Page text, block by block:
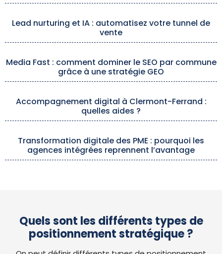
Lead nurturing et IA : automatisez votre tunnel de
vente
Media Fast : comment dominer le SEO par commune
grâce à une stratégie GEO
Accompagnement digital à Clermont-Ferrand :
quelles aides ?
Transformation digitale des PME : pourquoi les
agences intégrées reprennent l’avantage
Quels sont les différents types de
positionnement stratégique ?